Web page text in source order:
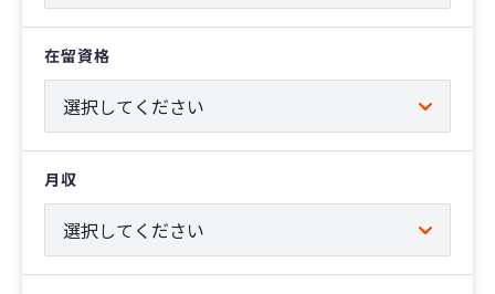
在留資格
月収